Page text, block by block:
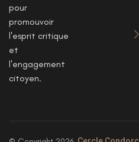
pour
promouvoir
l'esprit critique
et
l'engagement
citoyen.